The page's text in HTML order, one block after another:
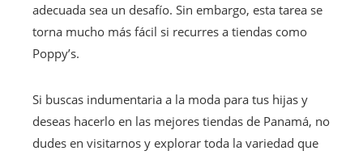
adecuada sea un desafío. Sin embargo, esta tarea se
torna mucho más fácil si recurres a tiendas como
Poppy’s.
Si buscas indumentaria a la moda para tus hijas y
deseas hacerlo en las mejores tiendas de Panamá, no
dudes en visitarnos y explorar toda la variedad que